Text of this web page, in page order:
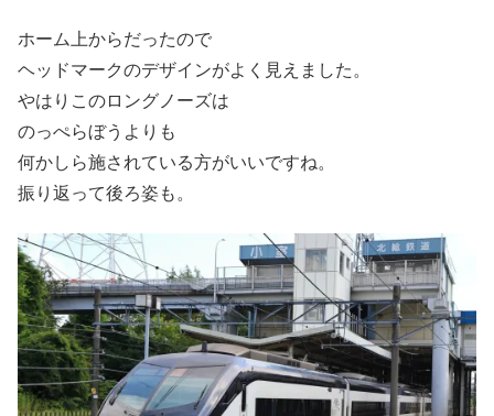
ホーム上からだったので
ヘッドマークのデザインがよく見えました。
やはりこのロングノーズは
のっぺらぼうよりも
何かしら施されている方がいいですね。
振り返って後ろ姿も。